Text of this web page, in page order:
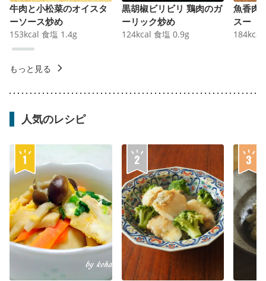
牛肉と小松菜のオイスタ
ーソース炒め
153kcal 食塩 1.4g
黒胡椒ビリビリ 鶏肉のガ
ーリック炒め
124kcal 食塩 0.9g
魚香肉
スー
184kcal
もっと見る
人気のレシピ